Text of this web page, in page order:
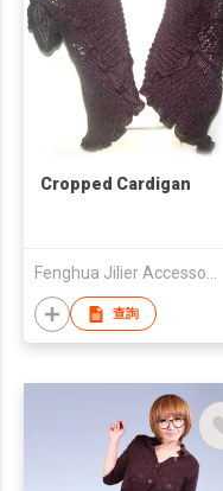
Cropped Cardigan
查詢